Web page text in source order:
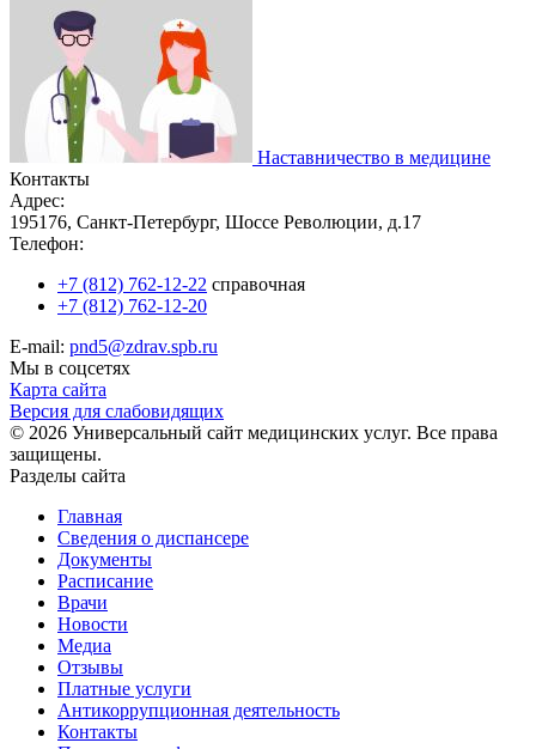
Наставничество в медицине
Контакты
Адрес:
195176, Санкт-Петербург, Шоссе Революции, д.17
Телефон:
+7 (812) 762-12-22 справочная
+7 (812) 762-12-20
E-mail: pnd5@zdrav.spb.ru
Мы в соцсетях
Карта сайта
Версия для слабовидящих
© 2026 Универсальный сайт медицинских услуг. Все права
защищены.
Разделы сайта
Главная
Сведения о диспансере
Документы
Расписание
Врачи
Новости
Медиа
Отзывы
Платные услуги
Антикоррупционная деятельность
Контакты